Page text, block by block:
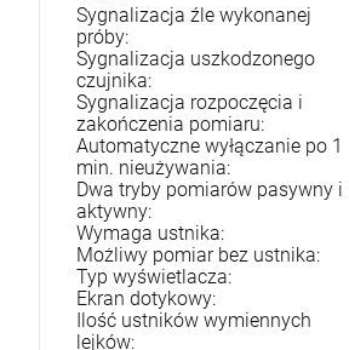
Sygnalizacja źle wykonanej
próby:
Sygnalizacja uszkodzonego
czujnika:
Sygnalizacja rozpoczęcia i
zakończenia pomiaru:
Automatyczne wyłączanie po 1
min. nieużywania:
Dwa tryby pomiarów pasywny i
aktywny:
Wymaga ustnika:
Możliwy pomiar bez ustnika:
Typ wyświetlacza:
Ekran dotykowy:
Ilość ustników wymiennych
lejków: